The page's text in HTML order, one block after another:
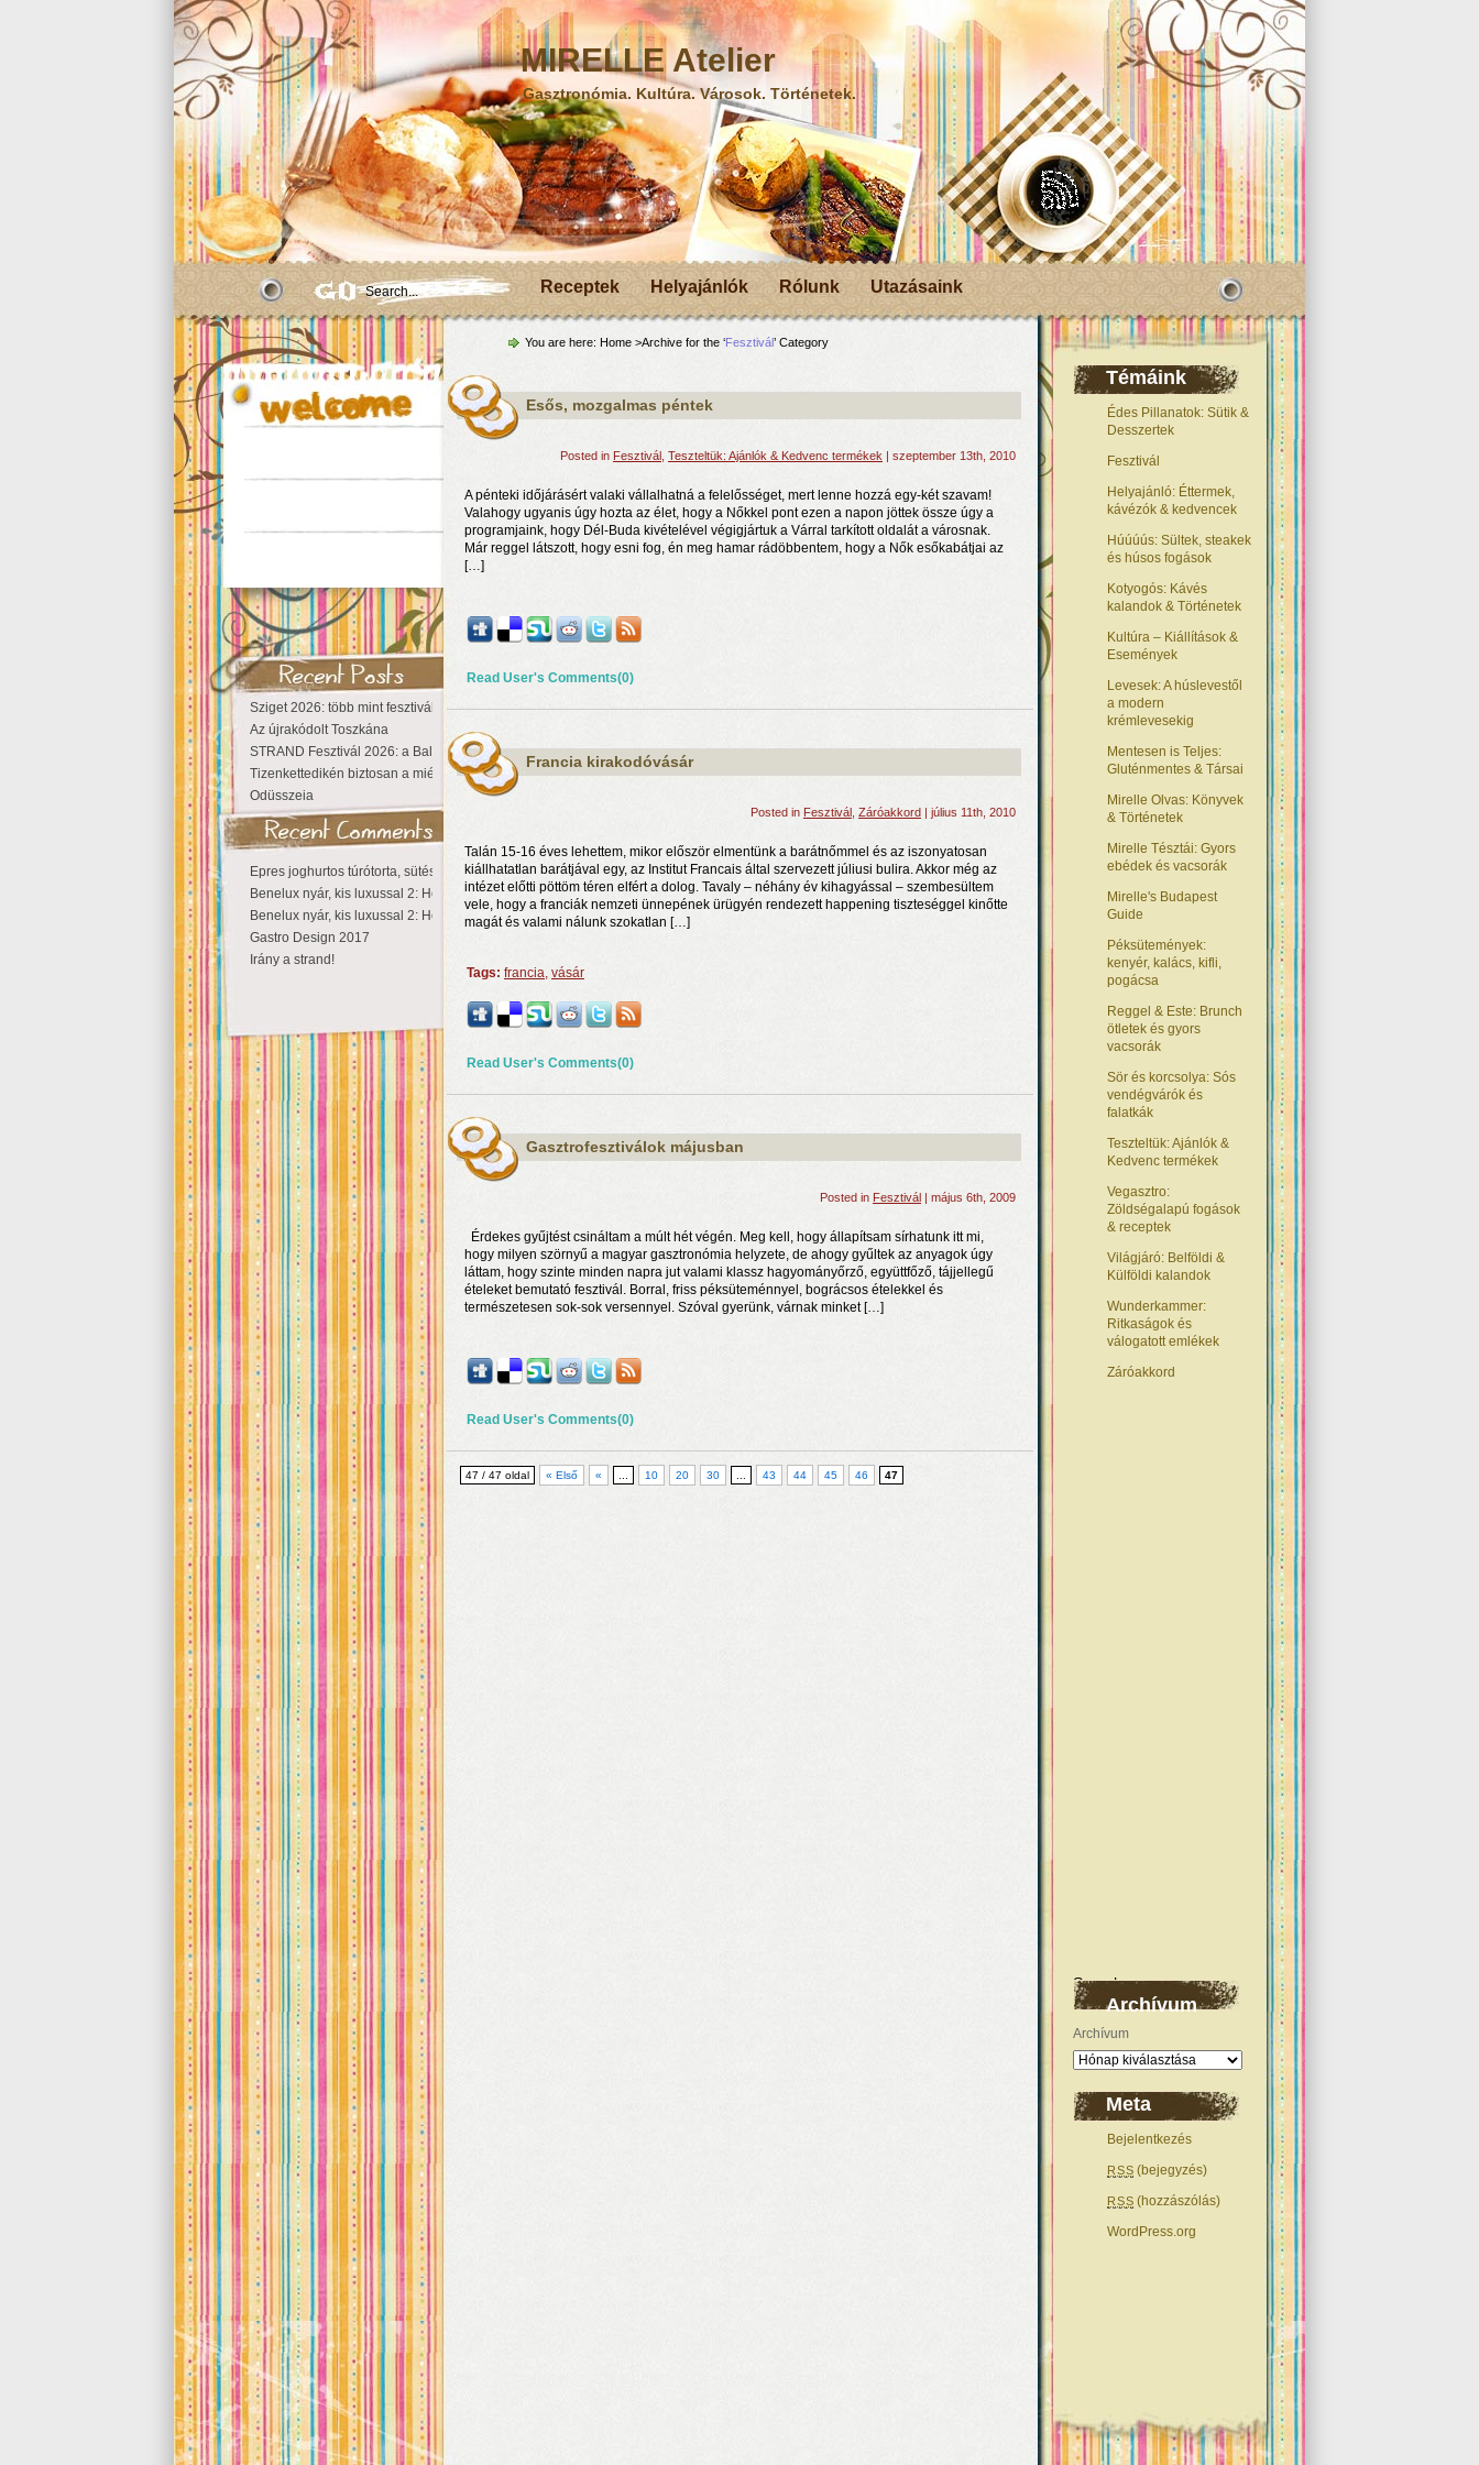
MIRELLE Atelier
Gasztronómia. Kultúra. Városok. Történetek.
Receptek Helyajánlók Rólunk Utazásaink
Sziget 2026: több mint fesztivál, egy városnyi élmény
Az újrakódolt Toszkána
STRAND Fesztivál 2026: a Balaton partján a nyár még tart!
Tizenkettedikén biztosan a miénk a Sziget!
Odüsszeia
Epres joghurtos túrótorta, sütés nélkül
Benelux nyár, kis luxussal 2: Hollandia
Benelux nyár, kis luxussal 2: Hollandia
Gastro Design 2017
Irány a strand!
Témáink
Édes Pillanatok: Sütik &
Desszertek
Fesztivál
Helyajánló: Éttermek,
kávézók & kedvencek
Húúúús: Sültek, steakek
és húsos fogások
Kotyogós: Kávés
kalandok & Történetek
Kultúra – Kiállítások &
Események
Levesek: A húslevestől
a modern
krémlevesekig
Mentesen is Teljes:
Gluténmentes & Társai
Mirelle Olvas: Könyvek
& Történetek
Mirelle Tésztái: Gyors
ebédek és vacsorák
Mirelle's Budapest
Guide
Péksütemények:
kenyér, kalács, kifli,
pogácsa
Reggel & Este: Brunch
ötletek és gyors
vacsorák
Sör és korcsolya: Sós
vendégvárók és
falatkák
Teszteltük: Ajánlók &
Kedvenc termékek
Vegasztro:
Zöldségalapú fogások
& receptek
Világjáró: Belföldi &
Külföldi kalandok
Wunderkammer:
Ritkaságok és
válogatott emlékek
Záróakkord
Archívum
Archívum
Meta
Bejelentkezés
RSS (bejegyzés)
RSS (hozzászólás)
WordPress.org
You are here: Home >Archive for the ‘Fesztivál’ Category
Esős, mozgalmas péntek
Posted in Fesztivál Teszteltük: Ajánlók & Kedvenc termékek | szeptember 13th, 2010
A pénteki időjárásért valaki vállalhatná a felelősséget, mert lenne hozzá egy-két szavam!
Valahogy ugyanis úgy hozta az élet, hogy a Nőkkel pont ezen a napon jöttek össze úgy a
programjaink, hogy Dél-Buda kivételével végigjártuk a Várral tarkított oldalát a városnak.
Már reggel látszott, hogy esni fog, én meg hamar rádöbbentem, hogy a Nők esőkabátjai az
[…]
Read User's Comments(0)
Francia kirakodóvásár
Posted in Fesztivál Záróakkord | július 11th, 2010
Talán 15-16 éves lehettem, mikor először elmentünk a barátnőmmel és az iszonyatosan
kiállhatatlan barátjával egy, az Institut Francais által szervezett júliusi bulira. Akkor még az
intézet előtti pöttöm téren elfért a dolog. Tavaly – néhány év kihagyással – szembesültem
vele, hogy a franciák nemzeti ünnepének ürügyén rendezett happening tiszteséggel kinőtte
magát és valami nálunk szokatlan […]
Tags: francia, vásár
Read User's Comments(0)
Gasztrofesztiválok májusban
Posted in Fesztivál | május 6th, 2009
Érdekes gyűjtést csináltam a múlt hét végén. Meg kell, hogy állapítsam sírhatunk itt mi,
hogy milyen szörnyű a magyar gasztronómia helyzete, de ahogy gyűltek az anyagok úgy
láttam, hogy szinte minden napra jut valami klassz hagyományőrző, együttfőző, tájjellegű
ételeket bemutató fesztivál. Borral, friss péksüteménnyel, bográcsos ételekkel és
természetesen sok-sok versennyel. Szóval gyerünk, várnak minket […]
Read User's Comments(0)
47 / 47 oldal « Első « 10 20 30 43 44 45 46 47